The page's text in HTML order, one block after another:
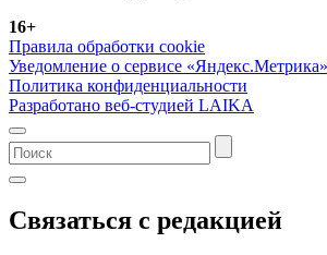
16+
Правила обработки cookie
Уведомление о сервисе «Яндекс.Метрика»
Политика конфиденциальности
Разработано веб-студией LAIKA
Связаться с редакцией